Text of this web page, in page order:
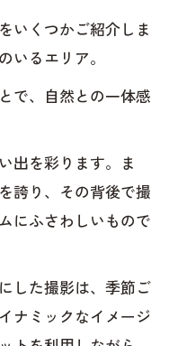
いくつかご紹介しま
いるエリア。
で、自然との一体感
出を彩ります。ま
誇り、その背後で撮
にふさわしいもので
した撮影は、季節ご
ナミックなイメージ